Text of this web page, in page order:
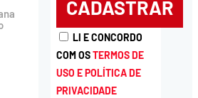
LI E CONCORDO
COM OSTERMOS DE
USO E POLÍTICA DE
PRIVACIDADE